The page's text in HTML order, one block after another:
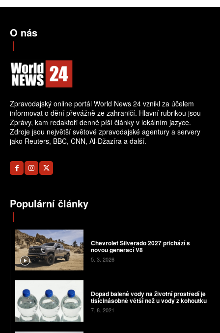
O nás
Zpravodajský online portál World News 24 vznikl za účelem
informovat o dění převážně ze zahraničí. Hlavní rubrikou jsou
Zprávy, kam redaktoři denně píší články v lokálním jazyce.
Zdroje jsou největší světové zpravodajské agentury a servery
jako Reuters, BBC, CNN, Al-Džazíra a další.
Populární články
Chevrolet Silverado 2027 přichází s
novou generací V8
5. 3. 2026
Dopad balené vody na životní prostředí je
tisícinásobně větší než u vody z kohoutku
7. 8. 2021